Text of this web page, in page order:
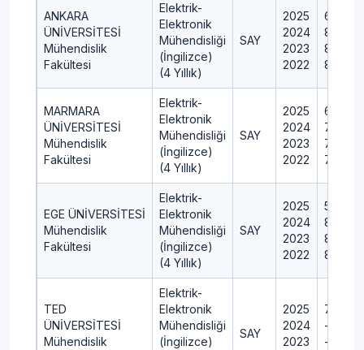
ANKARA
ÜNİVERSİTESİ
Mühendislik
Fakültesi
Elektrik-
Elektronik
Mühendisliği
(İngilizce)
(4 Yıllık)
SAY
2025
2024
2023
2022
60
80
80
80
MARMARA
ÜNİVERSİTESİ
Mühendislik
Fakültesi
Elektrik-
Elektronik
Mühendisliği
(İngilizce)
(4 Yıllık)
SAY
2025
2024
2023
2022
60
70
70
70
EGE ÜNİVERSİTESİ
Mühendislik
Fakültesi
Elektrik-
Elektronik
Mühendisliği
(İngilizce)
(4 Yıllık)
SAY
2025
2024
2023
2022
50
85
85
85
TED
ÜNİVERSİTESİ
Mühendislik
Elektrik-
Elektronik
Mühendisliği
(İngilizce)
SAY
2025
2024
2023
7
---
---